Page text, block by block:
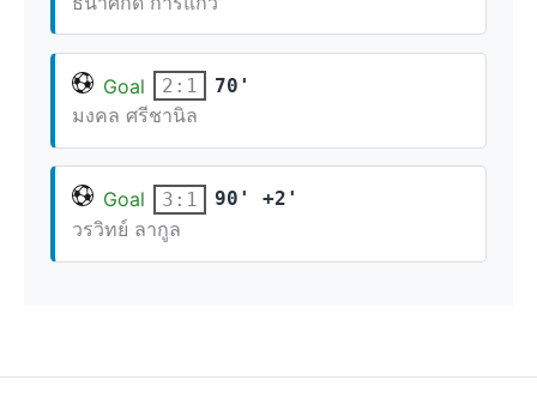
Goal 2:1 70'
มงคล ศรีชานิล
Goal 3:1 90' +2'
วรวิทย์ ลากูล